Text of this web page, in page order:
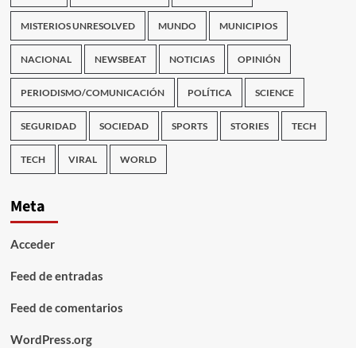
MISTERIOS UNRESOLVED MUNDO MUNICIPIOS
NACIONAL NEWSBEAT NOTICIAS OPINIÓN
PERIODISMO/COMUNICACIÓN POLÍTICA SCIENCE
SEGURIDAD SOCIEDAD SPORTS STORIES TECH
TECH VIRAL WORLD
Meta
Acceder
Feed de entradas
Feed de comentarios
WordPress.org